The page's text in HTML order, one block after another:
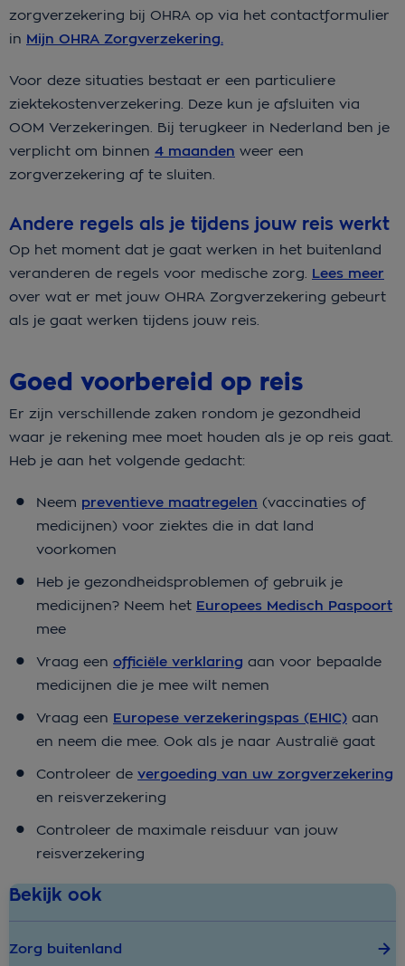
zorgverzekering bij OHRA op via het contactformulier
in Mijn OHRA Zorgverzekering.
Voor deze situaties bestaat er een particuliere
ziektekostenverzekering. Deze kun je afsluiten via
OOM Verzekeringen. Bij terugkeer in Nederland ben je
verplicht om binnen 4 maanden weer een
zorgverzekering af te sluiten.
Andere regels als je tijdens jouw reis werkt
Op het moment dat je gaat werken in het buitenland
veranderen de regels voor medische zorg. Lees meer
over wat er met jouw OHRA Zorgverzekering gebeurt
als je gaat werken tijdens jouw reis.
Goed voorbereid op reis
Er zijn verschillende zaken rondom je gezondheid
waar je rekening mee moet houden als je op reis gaat.
Heb je aan het volgende gedacht:
Neem preventieve maatregelen (vaccinaties of
medicijnen) voor ziektes die in dat land
voorkomen
Heb je gezondheidsproblemen of gebruik je
medicijnen? Neem het Europees Medisch Paspoort
mee
Vraag een officiële verklaring aan voor bepaalde
medicijnen die je mee wilt nemen
Vraag een Europese verzekeringspas (EHIC) aan
en neem die mee. Ook als je naar Australië gaat
Controleer de vergoeding van uw zorgverzekering
en reisverzekering
Controleer de maximale reisduur van jouw
reisverzekering
Bekijk ook
Zorg buitenland